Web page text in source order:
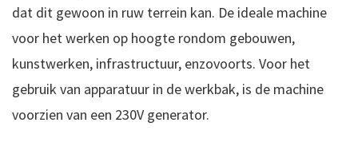
dat dit gewoon in ruw terrein kan. De ideale machine
voor het werken op hoogte rondom gebouwen,
kunstwerken, infrastructuur, enzovoorts. Voor het
gebruik van apparatuur in de werkbak, is de machine
voorzien van een 230V generator.